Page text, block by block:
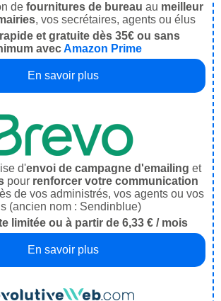
de fournitures de bureau au meilleur
, vos secrétaires, agents ou élus
et gratuite dès 35€ ou sans
avecAmazon Prime
En savoir plus
d'envoi de campagne d'emailing et
pour renforcer votre communication
de vos administrés, vos agents ou vos
(ancien nom : Sendinblue)
limitée ou à partir de 6,33 € / mois
En savoir plus